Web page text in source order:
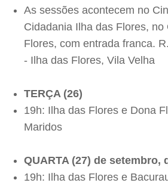
As sessões acontecem no
Cidadania Ilha das Flores, no
Flores, com entrada franca.
- Ilha das Flores, Vila Velha
TERÇA (26)
19h: Ilha das Flores e Dona
Maridos
QUARTA (27) de setembro,
19h: Ilha das Flores e